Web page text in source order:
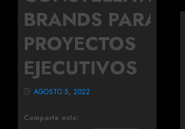
BRANDS PARA
PROYECTOS
EJECUTIVOS
Comparte esto:
AGOSTO 5, 2022